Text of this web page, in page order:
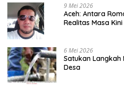
9 Mei 2026
Aceh: Antara
Realitas Masa Kini
6 Mei 2026
Satukan Langkah
Desa